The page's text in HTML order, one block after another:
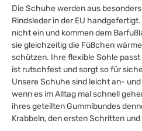
Die Schuhe werden aus
Rindsleder in der EU
nicht ein und kommen dem
sie gleichzeitig die Füßchen
schützen. Ihre flexible Sohle
ist rutschfest und sorgt so für
Unsere Schuhe sind leicht an-
wenn es im Alltag mal schnell
ihres geteilten Gummibundes
Krabbeln, den ersten Schritten